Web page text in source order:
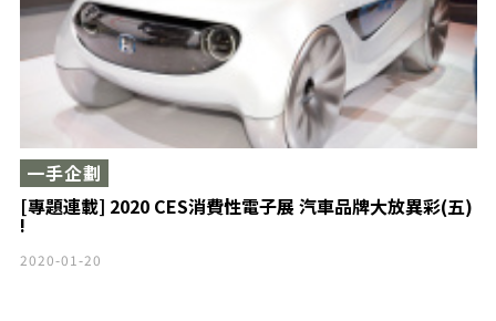
[專題連載] 2020 CES消費性電子展 汽車品牌大放異彩(五)
!
一手企劃
2020-01-20